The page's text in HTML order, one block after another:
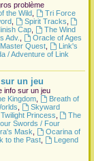
problème
the Wild,
Tri Force
, Spirit Tracks
Cap,
The Wind
Adv.
Oracle of Ages
Quest,
Link's
/ Adventure of Link
un jeu
info sur un jeu
Kingdom,
Breath of
Skyward
Twilight Princess
The
Swords / Four
Mask
Ocarina of
to the Past,
Legend